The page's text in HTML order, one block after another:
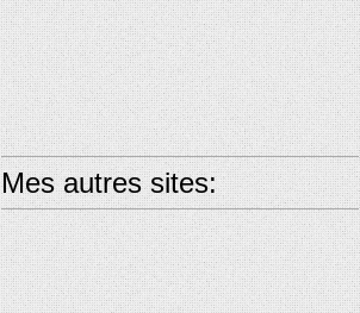
Mes autres sites: